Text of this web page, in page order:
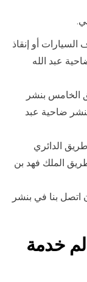
أو إنقاذ
عبد الله
الخامس بنشر
ضاحية عبد
الدائري
الملك فهد بن
اتصل بنا في بنشر
خدمة